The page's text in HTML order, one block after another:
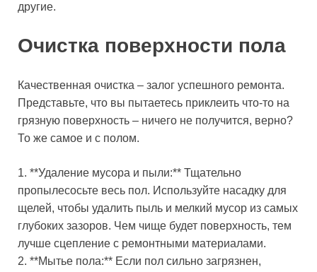
другие.
Очистка поверхности пола
Качественная очистка – залог успешного ремонта.
Представьте, что вы пытаетесь приклеить что-то на
грязную поверхность – ничего не получится, верно?
То же самое и с полом.
1. **Удаление мусора и пыли:** Тщательно
пропылесосьте весь пол. Используйте насадку для
щелей, чтобы удалить пыль и мелкий мусор из самых
глубоких зазоров. Чем чище будет поверхность, тем
лучше сцепление с ремонтными материалами.
2. **Мытье пола:** Если пол сильно загрязнен,